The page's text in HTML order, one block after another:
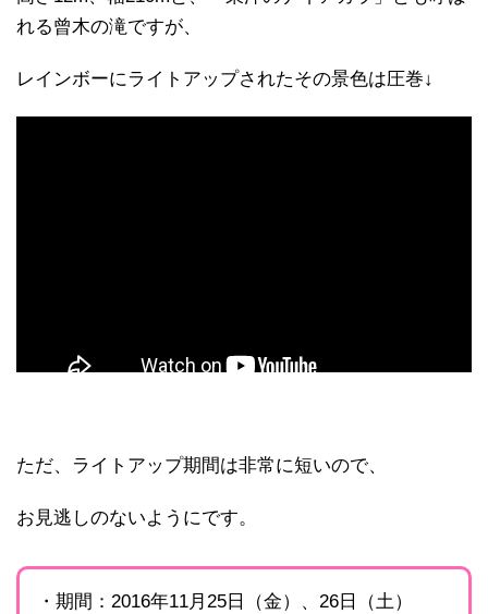
れる曾木の滝ですが、
レインボーにライトアップされたその景色は圧巻↓
ただ、ライトアップ期間は非常に短いので、
お見逃しのないようにです。
・期間：2016年11月25日（金）、26日（土）